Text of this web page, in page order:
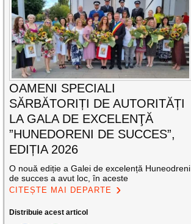
OAMENI SPECIALI
SĂRBĂTORIȚI DE AUTORITĂȚI
LA GALA DE EXCELENŢĂ
”HUNEDORENI DE SUCCES”,
EDIȚIA 2026
O nouă ediție a Galei de excelență Huneodreni
de succes a avut loc, în aceste
CITEȘTE MAI DEPARTE
Distribuie acest articol